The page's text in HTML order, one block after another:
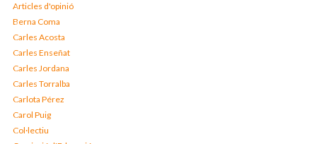
Articles d'opinió
Berna Coma
Carles Acosta
Carles Enseñat
Carles Jordana
Carles Torralba
Carlota Pérez
Carol Puig
Col·lectiu